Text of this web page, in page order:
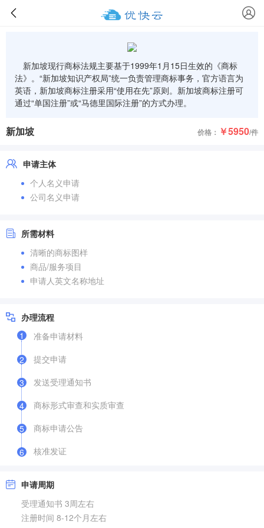
新加坡现行商标法规主要基于1999年1月15日生效的《商标
法》。“新加坡知识产权局”统一负责管理商标事务，官方语言为
英语，新加坡商标注册采用“使用在先”原则。新加坡商标注册可
通过“单国注册”或“马德里国际注册”的方式办理。
新加坡 价格： ￥5950/件
申请主体
个人名义申请
公司名义申请
所需材料
清晰的商标图样
商品/服务项目
申请人英文名称地址
办理流程
1
准备申请材料
2
提交申请
3
发送受理通知书
4
商标形式审查和实质审查
5
商标申请公告
6 核准发证
申请周期
受理通知书 3周左右
注册时间 8-12个月左右